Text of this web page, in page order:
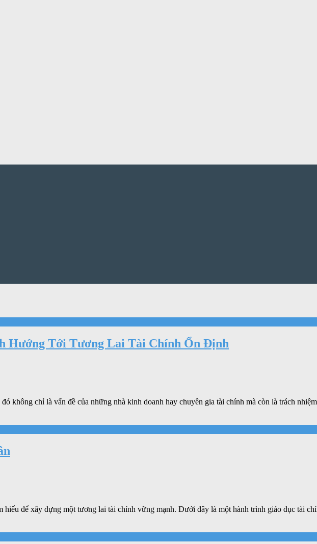
Hướng Tới Tương Lai Tài Chính Ổn Định
không chỉ là vấn đề của những nhà kinh doanh hay chuyên gia tài chính mà còn là trách
để xây dựng một tương lai tài chính vững mạnh. Dưới đây là một hành trình giáo dục tài